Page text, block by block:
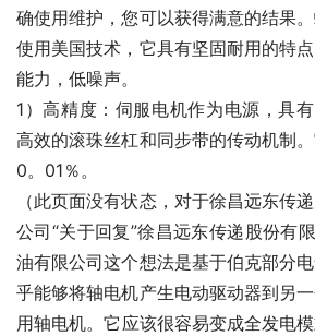
确使用维护，您可以获得满意的结果
使用美国技术，它具有坚固耐用的特
能力，低噪声。
1）高精度：伺服电机作为电源，具
高效的滚珠丝杠和同步带的传动机制
0。01％。
（此页面没有状态，对于徐昌远东传
公司“关于回复”徐昌远东传递股份有
油有限公司这个想法是基于伯克部分
乎能够将轴电机产生电动驱动器到另
用轴电机。它应该很容易变成全发电